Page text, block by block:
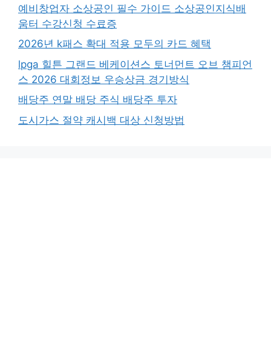
예비창업자 소상공인 필수 가이드 소상공인지식배
움터 수강신청 수료증
2026년 k패스 확대 적용 모두의 카드 혜택
lpga 힐튼 그랜드 베케이션스 토너먼트 오브 챔피언
스 2026 대회정보 우승상금 경기방식
배당주 연말 배당 주식 배당주 투자
도시가스 절약 캐시백 대상 신청방법